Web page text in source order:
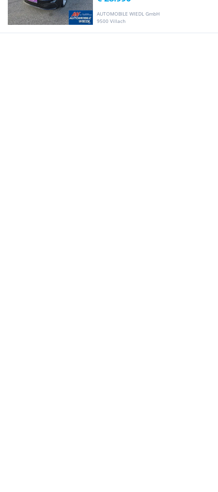
AUTOMOBILE WIEDL GmbH
9500 Villach